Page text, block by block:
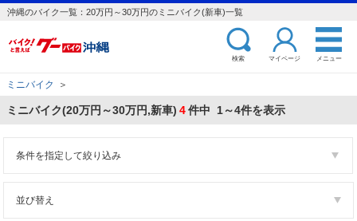
沖縄のバイク一覧：20万円～30万円のミニバイク(新車)一覧
検索 マイページ メニュー
ミニバイク ＞
ミニバイク(20万円～30万円,新車) 4件中 1～4件を表示
条件を指定して絞り込み
並び替え